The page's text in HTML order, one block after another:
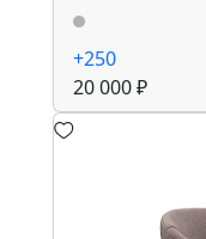
+250
20 000 ₽